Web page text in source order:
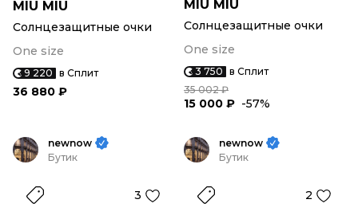
MIU MIU
Солнцезащитные очки
One size
9 220 в Сплит
36 880 ₽
MIU MIU
Солнцезащитные очки
One size
3 750 в Сплит
35 002 ₽
15 000 ₽ -57%
newnow
Бутик
3
newnow
Бутик
2